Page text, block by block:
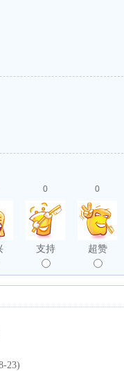
0
支持
0
超赞
23)